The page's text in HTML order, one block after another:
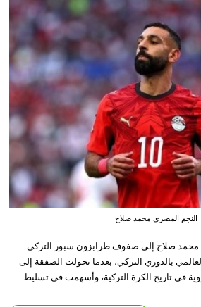
النجم المصري محمد صلاح
محمد صلاح إلى صفوف طرابزون سبور التركي
بالدوري التركي، بعدما تحولت الصفقة إلى
في تاريخ الكرة التركية، وأسهمت في تسليط